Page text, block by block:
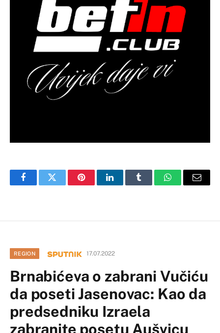
FacebookTwitter PinterestLinkedInTumblr WhatsAppEmail
REGION 17.07.2022
Brnabićeva o zabrani Vučiću
da poseti Jasenovac: Kao da
predsedniku Izraela
zabranite posetu Aušvicu